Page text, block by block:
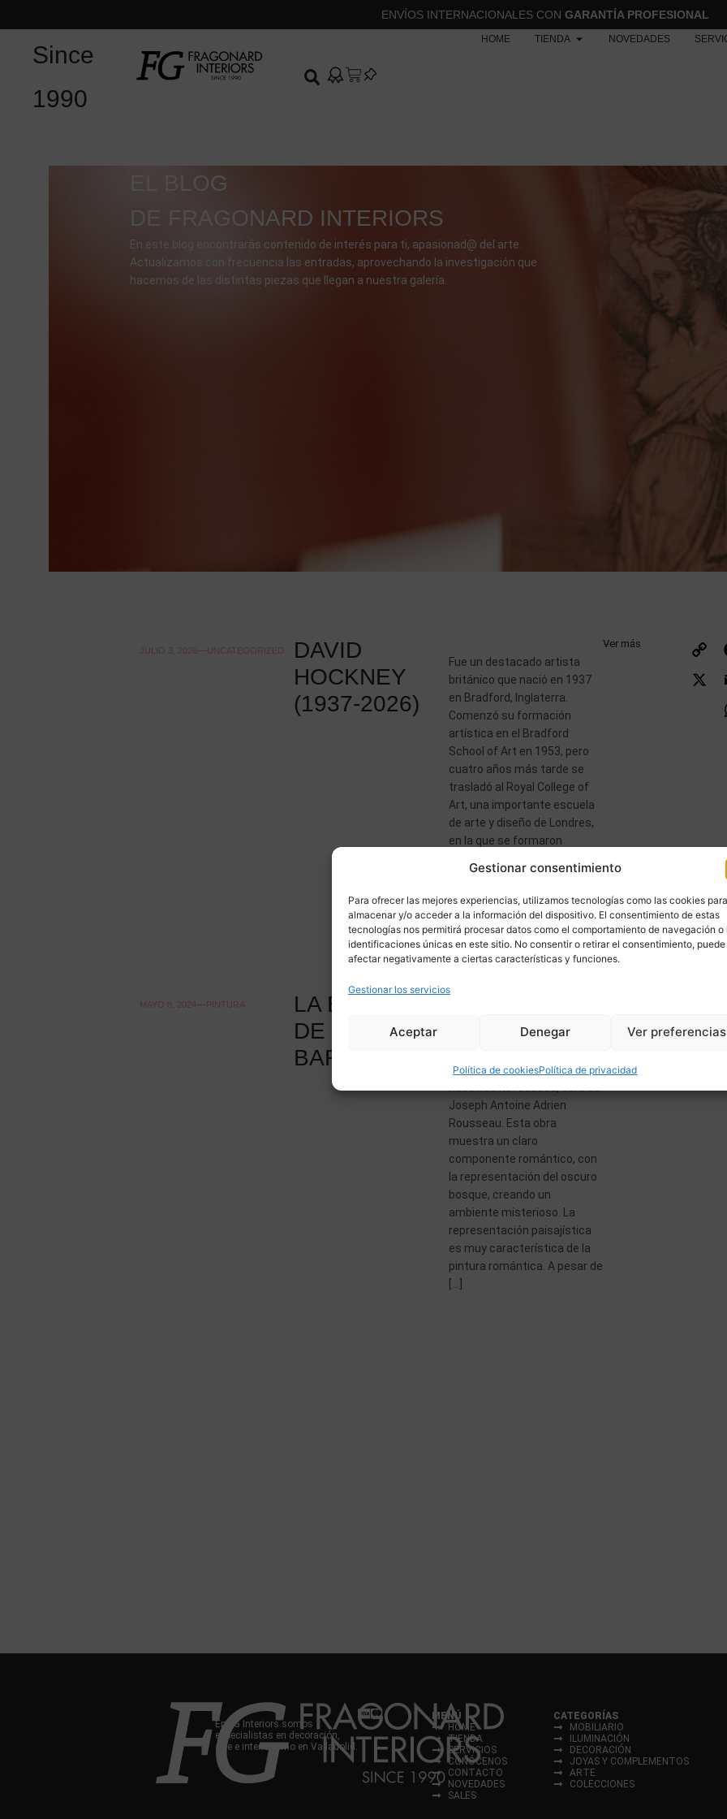
Gestionar consentimiento
Para ofrecer las mejores experiencias, utilizamos tecnologías como las cookies para
almacenar y/o acceder a la información del dispositivo. El consentimiento de estas
tecnologías nos permitirá procesar datos como el comportamiento de navegación o
identificaciones únicas en este sitio. No consentir o retirar el consentimiento, puede
afectar negativamente a ciertas características y funciones.
Gestionar los servicios
Aceptar Denegar Ver preferencias
Política de cookiesPolítica de privacidad
ENVÍOS INTERNACIONALES CON GARANTÍA PROFESIONAL
Since
1990
HOME TIENDA NOVEDADES
EL BLOG
DE FRAGONARD INTERIORS
En este blog encontrarás contenido de interés para ti, apasionad@ del arte.
Actualizamos con frecuencia las entradas, aprovechando la investigación que
hacemos de las distintas piezas que llegan a nuestra galería.
JULIO 3, 2026 UNCATEGORIZED
DAVID
HOCKNEY
(1937-2026)
Fue un destacado artista
británico que nació en 1937
en Bradford, Inglaterra.
Comenzó su formación
artística en el Bradford
School of Art en 1953, pero
cuatro años más tarde se
trasladó al Royal College of
Art, una importante escuela
de arte y diseño de Londres,
en la que se formaron
luego formarían […]
Ver más
MAYO 8, 2024 PINTURA
LA ESCUELA
DE
BARBIZON
queremos acercaros a la
Barbizon a través de una de
Joseph Antoine Adrien
Rousseau. Esta obra
muestra un claro
componente romántico, con
la representación del oscuro
bosque, creando un
ambiente misterioso. La
representación paisajística
es muy característica de la
pintura romántica. A pesar de
X
En FG Interiors somos
especialistas en decoración,
arte e interiorismo en Valladolid.
MENÚ
HOME
TIENDA
SERVICIOS
CONÓCENOS
CONTACTO
NOVEDADES
SALES
CATEGORÍAS
MOBILIARIO
ILUMINACIÓN
DECORACIÓN
JOYAS Y COMPLEMENTOS
ARTE
COLECCIONES